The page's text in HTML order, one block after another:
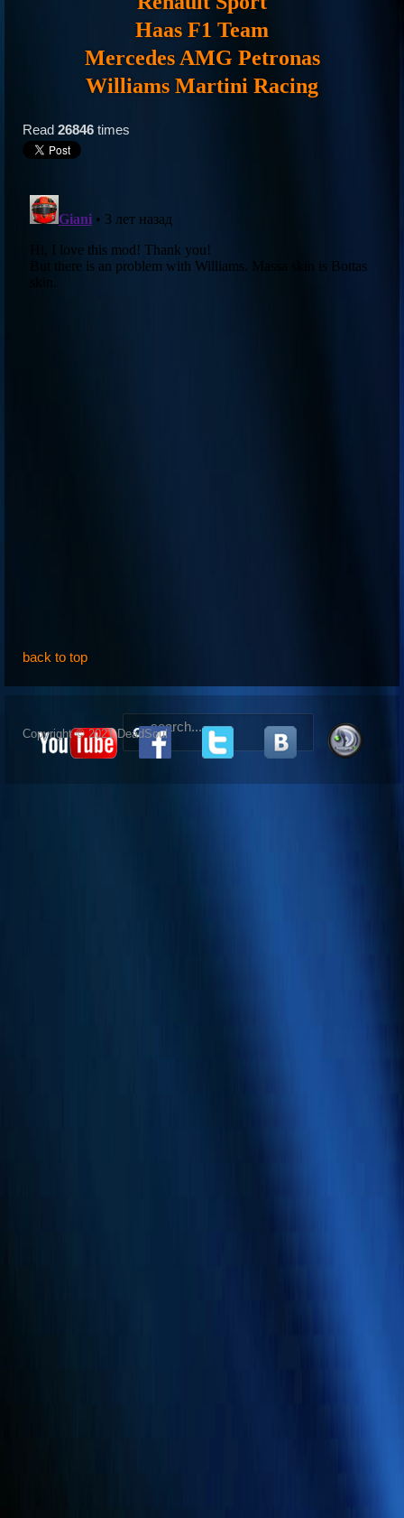
Haas F1 Team
Mercedes AMG Petronas
Williams Martini Racing
Read 26846 times
back to top
Copyright © 2021 DeadSoul